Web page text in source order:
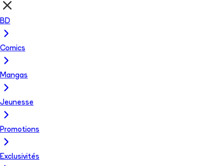
BD
Comics
Mangas
Jeunesse
Promotions
Exclusivités